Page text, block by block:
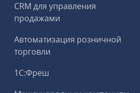
CRM для управления
продажами
Автоматизация розничной
торговли
1С:Фреш